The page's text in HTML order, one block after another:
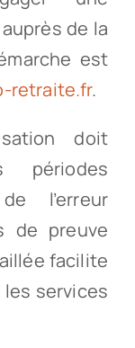
de la
est
retraite.fr.
doit
périodes
l’erreur
de preuve
facilite
services